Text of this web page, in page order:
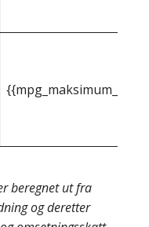
beregnet ut fra
og deretter